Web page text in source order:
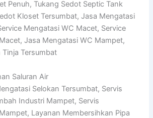
Penuh, Tukang Sedot Septic Tank
Kloset Tersumbat, Jasa Mengatasi
Mengatasi WC Macet, Service
Jasa Mengatasi WC Mampet,
Tersumbat
Saluran Air
Selokan Tersumbat, Servis
Industri Mampet, Servis
Layanan Membersihkan Pipa